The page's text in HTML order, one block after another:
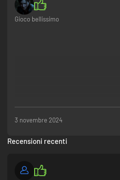
Gioco bellissimo
3 novembre 2024
Recensioni recenti